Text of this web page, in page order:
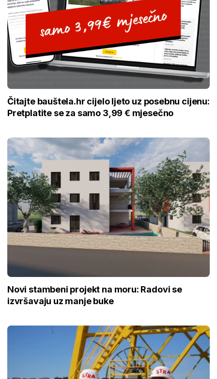
Čitajte bauštela.hr cijelo ljeto uz posebnu cijenu:
Pretplatite se za samo 3,99 € mjesečno
Novi stambeni projekt na moru: Radovi se
izvršavaju uz manje buke